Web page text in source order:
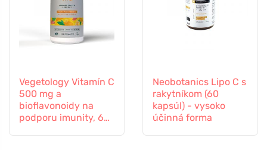
Vegetology Vitamín C
500 mg a
bioflavonoidy na
podporu imunity, 60
Neobotanics Lipo C s
rakytníkom (60
kapsúl) - vysoko
účinná forma